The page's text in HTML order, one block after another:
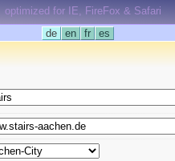
optimized for IE, FireFox & Safari
de en fr
es